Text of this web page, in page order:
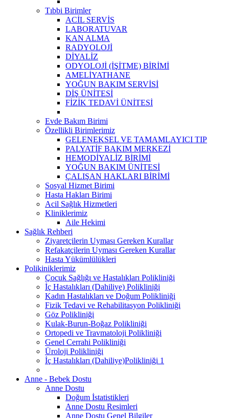
Tıbbi Birimler
ACİL SERVİS
LABORATUVAR
KAN ALMA
RADYOLOJİ
DİYALİZ
ODYOLOJİ (İŞİTME) BİRİMİ
AMELİYATHANE
YOĞUN BAKIM SERVİSİ
DİŞ ÜNİTESİ
FİZİK TEDAVİ ÜNİTESİ
Evde Bakım Birimi
Özellikli Birimlerimiz
GELENEKSEL VE TAMAMLAYICI TIP
PALYATİF BAKIM MERKEZİ
HEMODİYALİZ BİRİMİ
YOĞUN BAKIM ÜNİTESİ
ÇALIŞAN HAKLARI BİRİMİ
Sosyal Hizmet Birimi
Hasta Hakları Birimi
Acil Sağlık Hizmetleri
Kliniklerimiz
Aile Hekimi
Sağlık Rehberi
Ziyaretçilerin Uyması Gereken Kurallar
Refakatçilerin Uyması Gereken Kurallar
Hasta Yükümlülükleri
Polikiniklerimiz
Çocuk Sağlığı ve Hastalıkları Polikliniği
İç Hastalıkları (Dahiliye) Polikliniği
Kadın Hastalıkları ve Doğum Polikliniği
Fizik Tedavi ve Rehabilitasyon Polikliniği
Göz Polikliniği
Kulak-Burun-Boğaz Polikliniği
Ortopedi ve Travmatoloji Polikliniği
Genel Cerrahi Polikliniği
Üroloji Polikliniği
İç Hastalıkları (Dahiliye)Polikliniği 1
Anne - Bebek Dostu
Anne Dostu
Doğum İstatistikleri
Anne Dostu Resimleri
Anne Dostu Genel Bilgiler